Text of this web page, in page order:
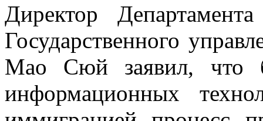
Директор
Государственного
Мао Сюй заявил, что
информационных